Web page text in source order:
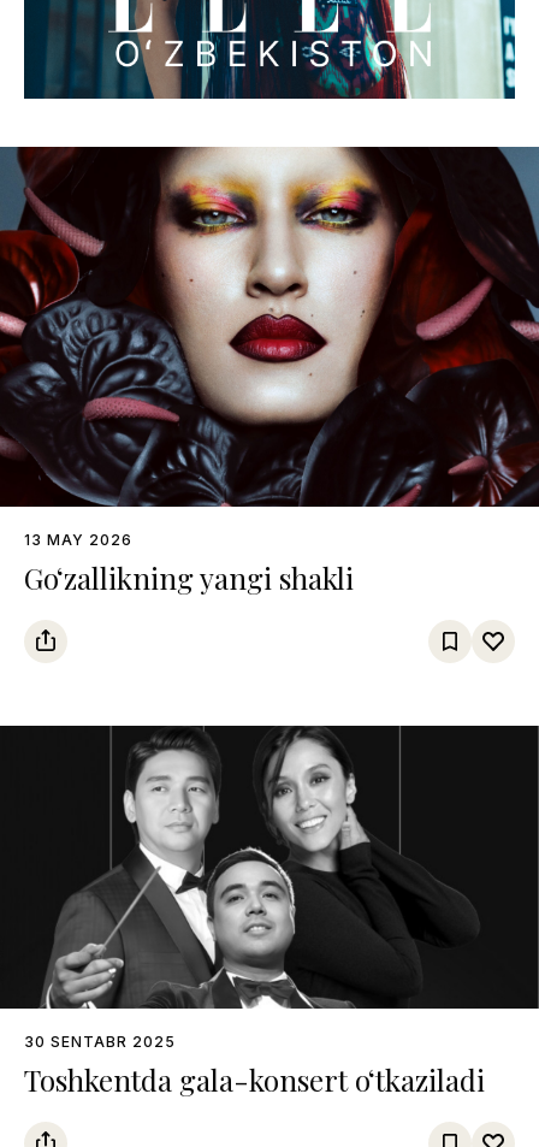
13 MAY 2026
Go‘zallikning yangi shakli
30 SENTABR 2025
Toshkentda gala-konsert o‘tkaziladi